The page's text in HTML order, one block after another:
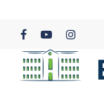
content
facebookyoutubeinstagram